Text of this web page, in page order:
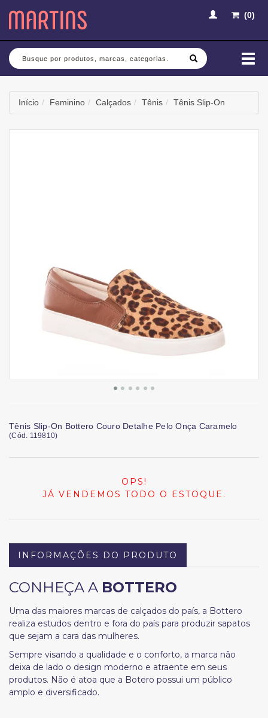
(0)
Busca
Início Feminino Calçados Tênis Tênis Slip-On
Tênis Slip-On Bottero Couro Detalhe Pelo Onça Caramelo
(Cód. 119810)
OPS!
JÁ VENDEMOS TODO O ESTOQUE.
INFORMAÇÕES DO PRODUTO
CONHEÇA A BOTTERO
Uma das maiores marcas de calçados do país, a Bottero
realiza estudos dentro e fora do país para produzir sapatos
que sejam a cara das mulheres.
Sempre visando a qualidade e o conforto, a marca não
deixa de lado o design moderno e atraente em seus
produtos. Não é atoa que a Botero possui um público
amplo e diversificado.